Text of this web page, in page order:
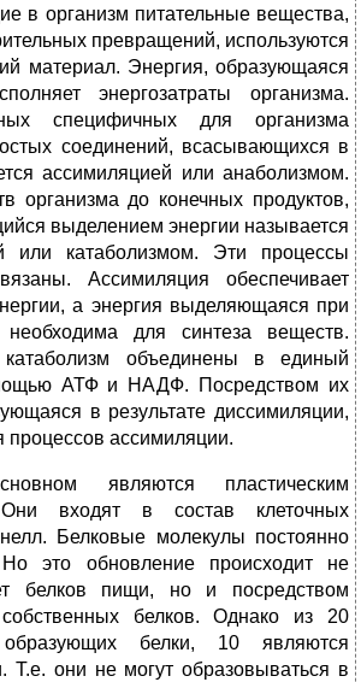
в организм питательные вещества,
превращений, используются
материал. Энергия, образующаяся
энергозатраты организма.
специфичных для организма
соединений, всасывающихся в
ассимиляцией или анаболизмом.
организма до конечных продуктов,
выделением энергии называется
или катаболизмом. Эти процессы
Ассимиляция обеспечивает
а энергия выделяющаяся при
необходима для синтеза веществ.
объединены в единый
АТФ и НАДФ. Посредством их
в результате диссимиляции,
процессов ассимиляции.
являются пластическим
входят в состав клеточных
Белковые молекулы постоянно
это обновление происходит не
белков пищи, но и посредством
собственных белков. Однако из 20
образующих белки, 10 являются
Т.е. они не могут образовываться в